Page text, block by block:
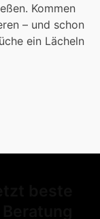
Kommen
– und schon
ein Lächeln